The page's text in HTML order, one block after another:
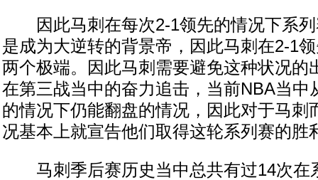
因此马刺在每次2-1领先的情况下系列
是成为大逆转的背景帝，因此马刺在2-1
两个极端。因此马刺需要避免这种状况的
在第三战当中的奋力追击，当前NBA当中
的情况下仍能翻盘的情况，因此对于马刺
况基本上就宣告他们取得这轮系列赛的胜
马刺季后赛历史当中总共有过14次在